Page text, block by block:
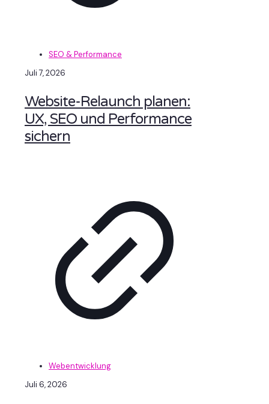
SEO & Performance
Juli 7, 2026
Website-Relaunch planen:
UX, SEO und Performance
sichern
Webentwicklung
Juli 6, 2026